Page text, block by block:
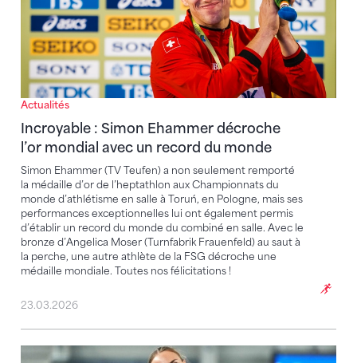
Actualités
Incroyable : Simon Ehammer décroche
l’or mondial avec un record du monde
Simon Ehammer (TV Teufen) a non seulement remporté
la médaille d’or de l’heptathlon aux Championnats du
monde d’athlétisme en salle à Toruń, en Pologne, mais ses
performances exceptionnelles lui ont également permis
d’établir un record du monde du combiné en salle. Avec le
bronze d’Angelica Moser (Turnfabrik Frauenfeld) au saut à
la perche, une autre athlète de la FSG décroche une
médaille mondiale. Toutes nos félicitations !
23.03.2026
Kälin et Moser à nouveau victorieuses